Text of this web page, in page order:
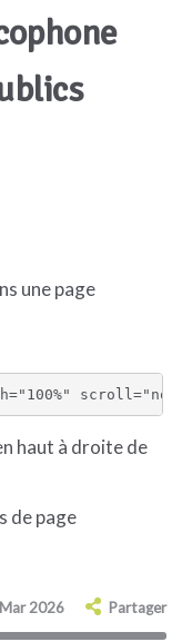
une page
haut à droite de
de page
2026 Partager